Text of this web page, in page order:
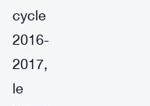
cycle
2016-
2017,
le